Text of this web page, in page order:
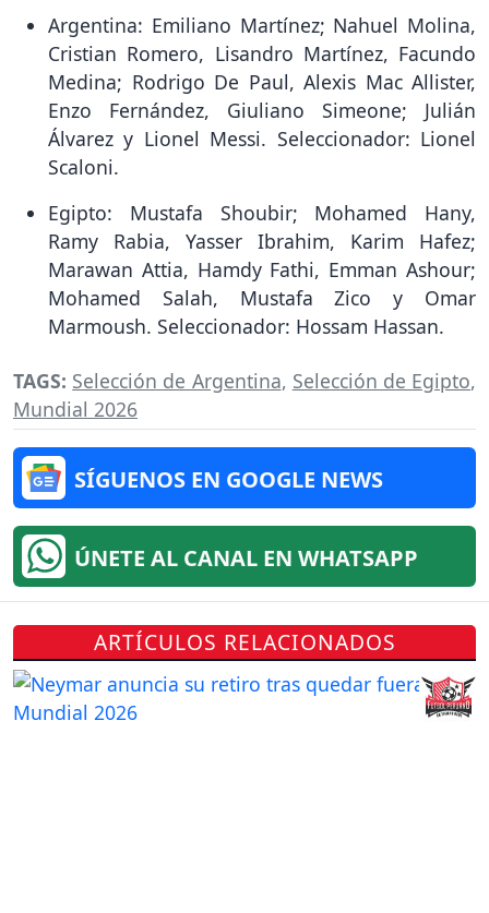
Argentina: Emiliano Martínez; Nahuel Molina,
Cristian Romero, Lisandro Martínez, Facundo
Medina; Rodrigo De Paul, Alexis Mac Allister,
Enzo Fernández, Giuliano Simeone; Julián
Álvarez y Lionel Messi. Seleccionador: Lionel
Scaloni.
Egipto: Mustafa Shoubir; Mohamed Hany,
Ramy Rabia, Yasser Ibrahim, Karim Hafez;
Marawan Attia, Hamdy Fathi, Emman Ashour;
Mohamed Salah, Mustafa Zico y Omar
Marmoush. Seleccionador: Hossam Hassan.
TAGS: Selección de Argentina, Selección de Egipto,
Mundial 2026
SÍGUENOS EN GOOGLE NEWS
ÚNETE AL CANAL EN WHATSAPP
ARTÍCULOS RELACIONADOS